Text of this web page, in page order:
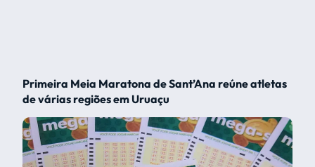
Primeira Meia Maratona de Sant’Ana reúne atletas
de várias regiões em Uruaçu